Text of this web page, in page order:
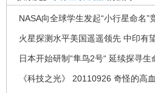
NASA向全球学生发起“小行星命名”
火星探测水平美国遥遥领先 中印有
日本开始研制“隼鸟2号“ 延续探寻生
《科技之光》 20110926 奇怪的高